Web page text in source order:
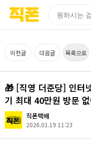
이전글 다음글 목록으로
🎁 [직영 더준당] 인터
기 최대 40만원 방문
직폰택배
2026.01.19 11:23
페이지
페이지
페이지
페이지